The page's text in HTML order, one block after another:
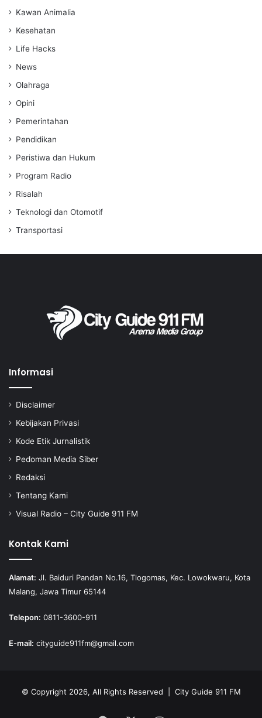
Kawan Animalia
Kesehatan
Life Hacks
News
Olahraga
Opini
Pemerintahan
Pendidikan
Peristiwa dan Hukum
Program Radio
Risalah
Teknologi dan Otomotif
Transportasi
Informasi
Disclaimer
Kebijakan Privasi
Kode Etik Jurnalistik
Pedoman Media Siber
Redaksi
Tentang Kami
Visual Radio – City Guide 911 FM
Kontak Kami
Alamat: Jl. Baiduri Pandan No.16, Tlogomas, Kec. Lowokwaru, Kota
Malang, Jawa Timur 65144
Telepon: 0811-3600-911
E-mail: cityguide911fm@gmail.com
© Copyright 2026, All Rights Reserved | City Guide 911 FM